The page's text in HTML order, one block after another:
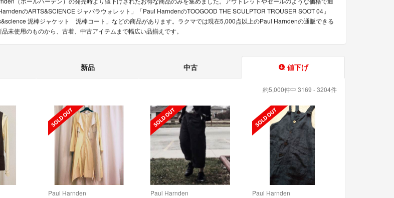
のARTS&SCIENCE ジャバラウォレット」「Paul HarndenのTOOGOOD THE SCULPTOR TROUSER SOOT 04」
泥棒ジャケット 泥棒コート」などの商品があります。ラクマでは現在5,000点以上のPaul Harndenの通販できる
未使用のものから、古着、中古アイテムまで幅広い品揃えです。
新品 中古 値下げ
約5,000件中 3169 - 3204件
Paul Harnden Paul Harnden Paul Harnden